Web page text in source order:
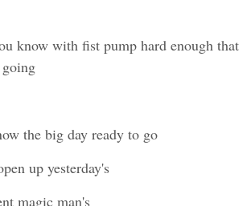
know with fist pump hard enough that
the big day ready to go
up yesterday's
magic man's